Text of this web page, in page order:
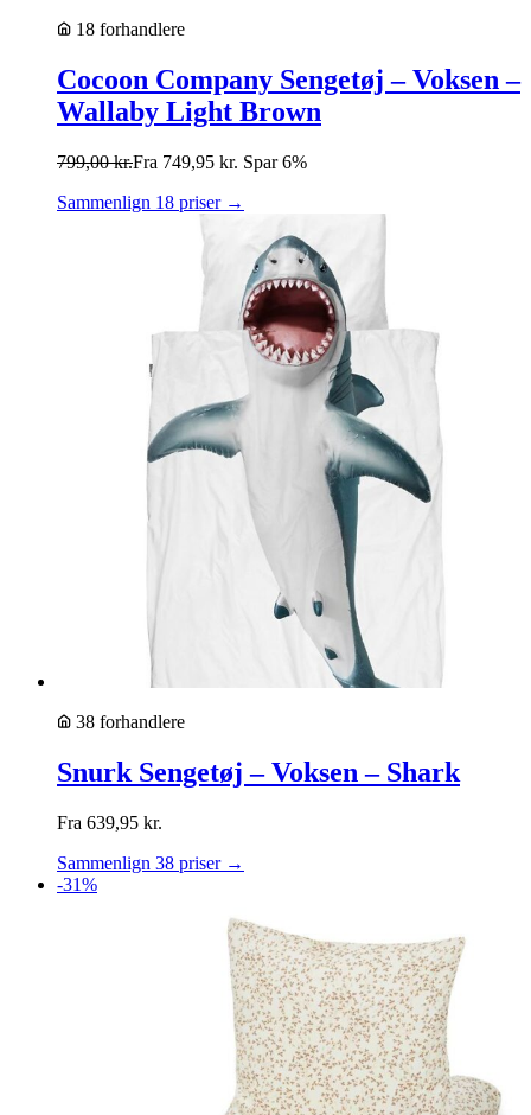
18 forhandlere
Cocoon Company Sengetøj – Voksen –
Wallaby Light Brown
799,00kr.Fra 749,95 kr. Spar 6%
Sammenlign 18 priser →
38 forhandlere
Snurk Sengetøj – Voksen – Shark
Fra 639,95 kr.
Sammenlign 38 priser →
-31%